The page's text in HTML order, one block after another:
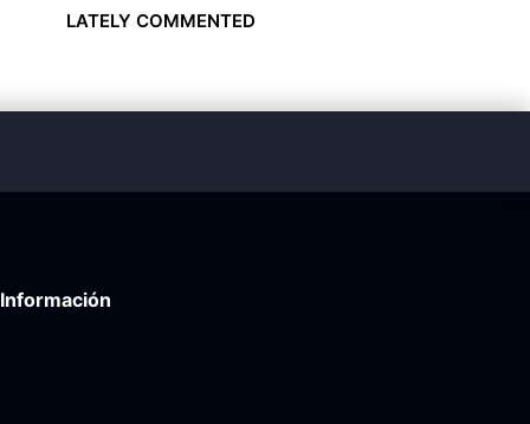
LATELY COMMENTED
Información